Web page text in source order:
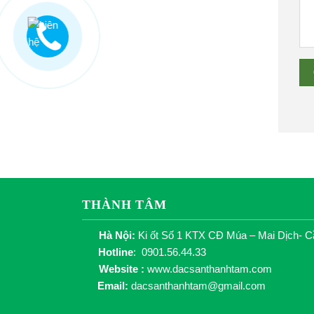
THÀNH TÂM
Hà Nội: Ki ốt Số 1 KTX CĐ Múa – Mai Dịch-
Hotline: 0901.56.44.33
Website : www.dacsanthanhtam.com
Email: dacsanthanhtam@gmail.com